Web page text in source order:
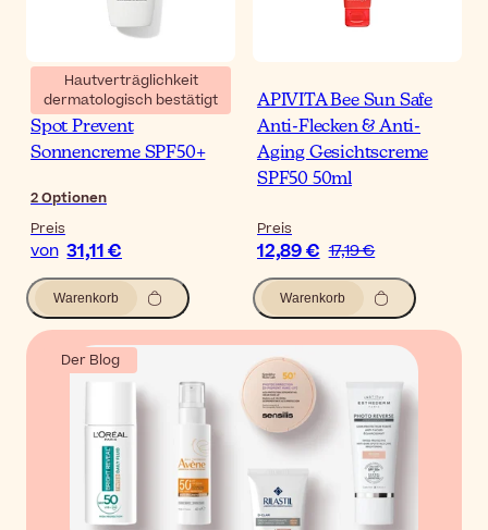
Hautverträglichkeit
dermatologisch bestätigt
ISDIN FotoUltra 100
Spot Prevent
Sonnencreme SPF50+
2Optionen
Preis
von 31,11 €
Warenkorb
APIVITA Bee Sun Safe
Anti-Flecken & Anti-
Aging Gesichtscreme
SPF50 50ml
Preis
12,89 € 17,19 €
Warenkorb
Der Blog